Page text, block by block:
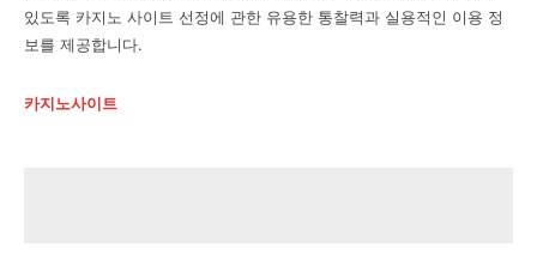
있도록 카지노 사이트 선정에 관한 유용한 통찰력과 실용적인 이용 정
보를 제공합니다.
카지노사이트